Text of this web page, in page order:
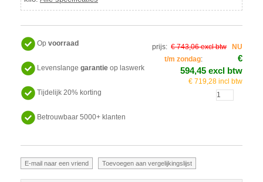
Op voorraad
Levenslange garantie op laswerk
Tijdelijk 20% korting
Betrouwbaar 5000+ klanten
prijs: € 743,06 excl btw
NU
t/m zondag:
€
594,45 excl btw
€ 719,28 incl btw